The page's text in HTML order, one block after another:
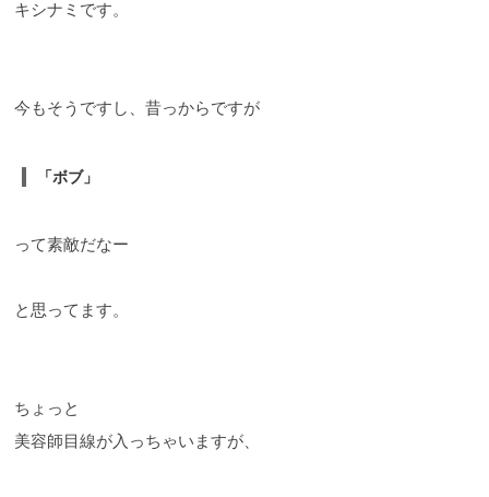
キシナミです。
今もそうですし、昔っからですが
「ボブ」
って素敵だなー
と思ってます。
ちょっと
美容師目線が入っちゃいますが、